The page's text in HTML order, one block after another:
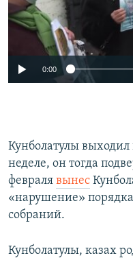
0:00
Кунболатулы
неделе, он тогда
февраля вынес
«нарушение»
собраний.
Кунболатулы, казах